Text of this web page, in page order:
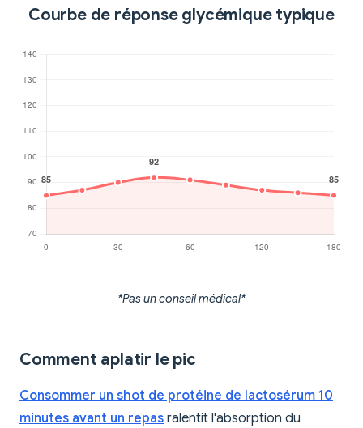
Courbe de réponse glycémique typique
*Pas un conseil médical*
Comment aplatir le pic
Consommer un shot de protéine de lactosérum 10
minutes avant un repas ralentit l'absorption du